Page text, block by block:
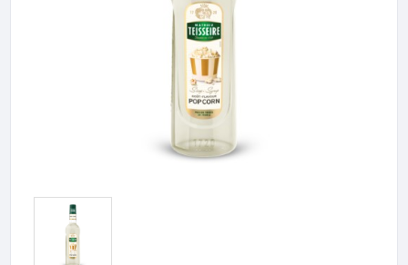
TRÁI CÂY ĐÓNG HỘP (CANNED
Đào Ngâm - Trái Cây Hộp
Máy Móc Dụng Cụ